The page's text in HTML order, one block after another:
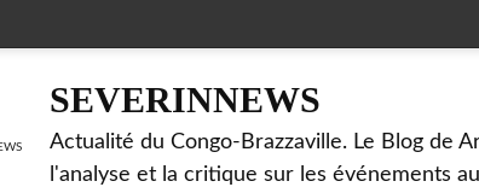
SEVERINNEWS
Actualité du Congo-Brazzaville. Le Blog de
l'analyse et la critique sur les événements